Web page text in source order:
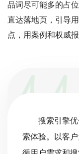
品词尽可能多的占
直达落地页，引导
点，用案例和权威
搜索引擎
索体验。以客